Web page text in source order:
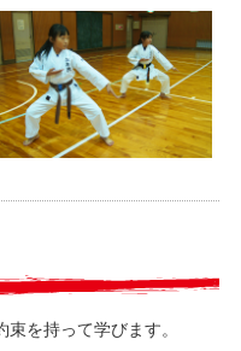
を持って学びます。